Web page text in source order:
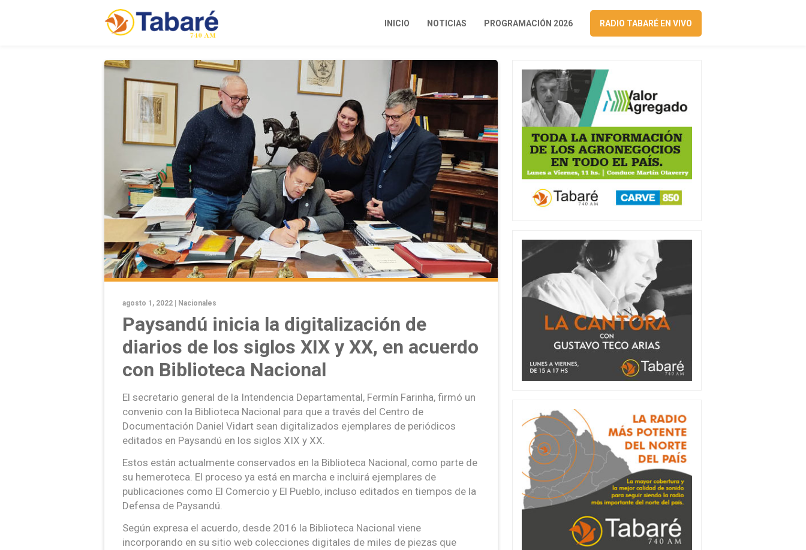
INICIO NOTICIAS PROGRAMACIÓN 2026 RADIO TABARÉ EN VIVO
agosto 1, 2022 | Nacionales
Paysandú inicia la digitalización de
diarios de los siglos XIX y XX, en acuerdo
con Biblioteca Nacional
El secretario general de la Intendencia Departamental, Fermín Farinha, firmó un
convenio con la Biblioteca Nacional para que a través del Centro de
Documentación Daniel Vidart sean digitalizados ejemplares de periódicos
editados en Paysandú en los siglos XIX y XX.
Estos están actualmente conservados en la Biblioteca Nacional, como parte de
su hemeroteca. El proceso ya está en marcha e incluirá ejemplares de
publicaciones como El Comercio y El Pueblo, incluso editados en tiempos de la
Defensa de Paysandú.
Según expresa el acuerdo, desde 2016 la Biblioteca Nacional viene
incorporando en su sitio web colecciones digitales de miles de piezas que